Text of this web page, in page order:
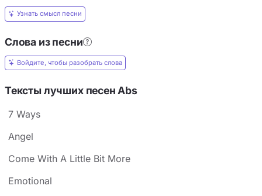
Узнать смысл песни
Слова из песни
Войдите, чтобы разобрать слова
Тексты лучших песен Abs
7 Ways
Angel
Come With A Little Bit More
Emotional